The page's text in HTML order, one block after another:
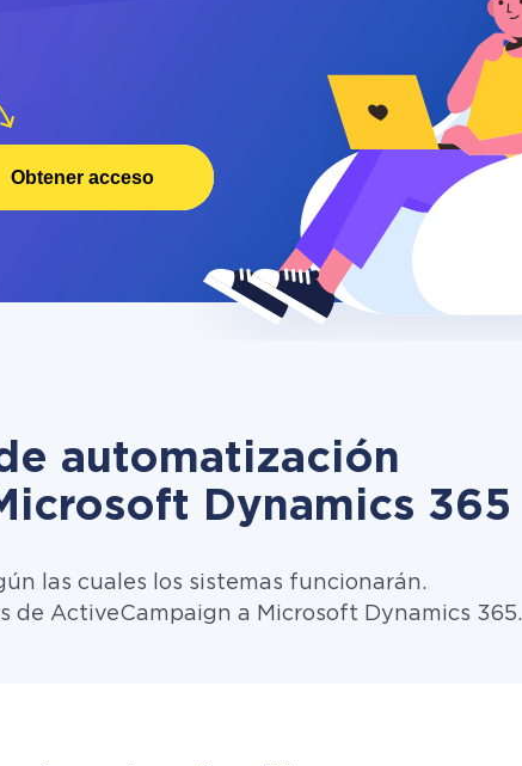
Obtener acceso
automatización
Dynamics 365
las cuales los sistemas funcionarán.
de ActiveCampaign a Microsoft Dynamics 365.